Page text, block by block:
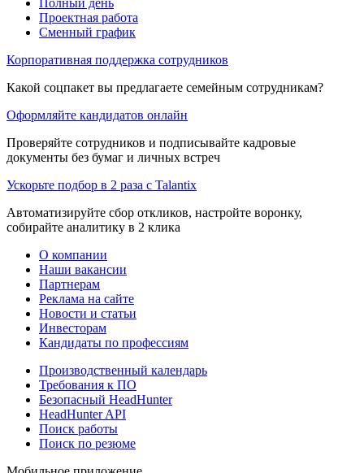
Проектная работа
Сменный график
Корпоративная поддержка сотрудников
Какой соцпакет вы предлагаете семейным сотрудникам?
Оформляйте кандидатов онлайн
Проверяйте сотрудников и подписывайте кадровые
документы без бумаг и личных встреч
Ускорьте подбор в 2 раза с Talantix
Автоматизируйте сбор откликов, настройте воронку,
собирайте аналитику в 2 клика
О компании
Наши вакансии
Партнерам
Реклама на сайте
Новости и статьи
Инвесторам
Кандидаты по профессиям
Производственный календарь
Требования к ПО
Безопасный HeadHunter
HeadHunter API
Поиск работы
Поиск по резюме